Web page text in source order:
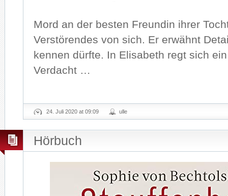
Mord an der besten Freundin ihrer
Verstörendes von sich. Er erwähnt
kennen dürfte. In Elisabeth regt sich
Verdacht …
24. Juli 2020 at 09:09 ulle
Hörbuch